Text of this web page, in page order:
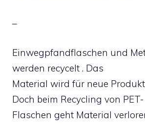
–
Einwegpfandflaschen und
werden recycelt . Das
Material wird für neue
Doch beim Recycling von PET-
Flaschen geht Material